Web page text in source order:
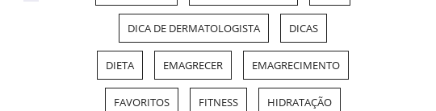
DICA DE DERMATOLOGISTA DICAS
DIETA EMAGRECER EMAGRECIMENTO
FAVORITOS FITNESS HIDRATAÇÃO